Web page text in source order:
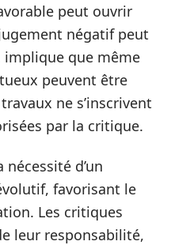
peut ouvrir
négatif peut
implique que même
peuvent être
ne s’inscrivent
par la critique.
d’un
favorisant le
Les critiques
leur responsabilité,